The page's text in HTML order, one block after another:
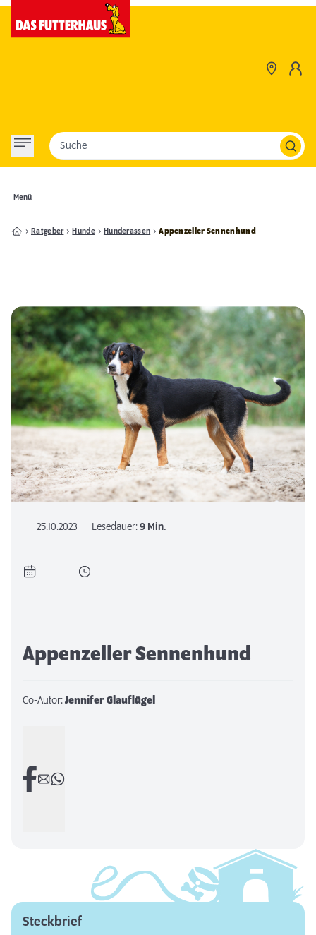
Menü
Suche
Ratgeber Hunde Hunderassen Appenzeller Sennenhund
25.10.2023 Lesedauer:9 Min.
Appenzeller Sennenhund
Co-Autor:Jennifer Glauflügel
Steckbrief